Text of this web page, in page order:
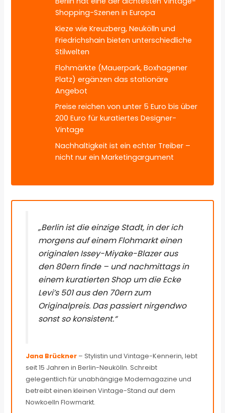
Shopping-Szenen in Europa
Kieze wie Kreuzberg, Neukölln und
Friedrichshain bieten unterschiedliche
Stilwelten
Flohmärkte (Mauerpark, Boxhagener
Platz) ergänzen das stationäre
Angebot
Preise reichen von unter 5 Euro bis über
200 Euro für kuratiertes Designer-
Vintage
Nachhaltigkeit ist ein echter Treiber –
nicht nur ein Marketingargument
„Berlin ist die einzige Stadt, in der ich
morgens auf einem Flohmarkt einen
originalen Issey-Miyake-Blazer aus
den 80ern finde – und nachmittags in
einem kuratierten Shop um die Ecke
Levi’s 501 aus den 70ern zum
Originalpreis. Das passiert nirgendwo
sonst so konsistent.“
Jana Brückner – Stylistin und Vintage-Kennerin, lebt
seit 15 Jahren in Berlin-Neukölln. Schreibt
gelegentlich für unabhängige Modemagazine und
betreibt einen kleinen Vintage-Stand auf dem
Nowkoelln Flowmarkt.